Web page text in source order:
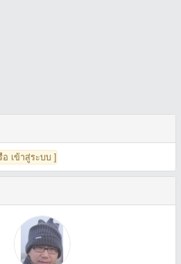
เข้าสู่ระบบ ]